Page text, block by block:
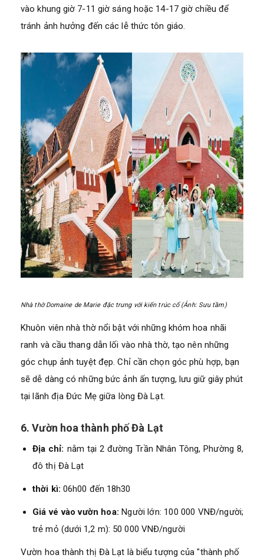
vào khung giờ 7-11 giờ sáng hoặc 14-17 giờ chiều để
tránh ảnh hưởng đến các lễ thức tôn giáo.
Nhà thờ Domaine de Marie đặc trưng với kiến trúc cổ (Ảnh: Sưu tầm)
Khuôn viên nhà thờ nổi bật với những khóm hoa nhãi
ranh và cầu thang dẫn lối vào nhà thờ, tạo nên những
góc chụp ảnh tuyệt đẹp. Chỉ cần chọn góc phù hợp, bạn
sẽ dễ dàng có những bức ảnh ấn tượng, lưu giữ giây phút
tại lãnh địa Đức Mẹ giữa lòng Đà Lạt.
6. Vườn hoa thành phố Đà Lạt
Địa chỉ: nằm tại 2 đường Trần Nhân Tông, Phường 8,
đô thị Đà Lạt
thời kì: 06h00 đến 18h30
Giá vé vào vườn hoa: Người lớn: 100 000 VNĐ/người;
trẻ mỏ (dưới 1,2 m): 50 000 VNĐ/người
Vườn hoa thành thị Đà Lạt là biểu tượng của "thành phố